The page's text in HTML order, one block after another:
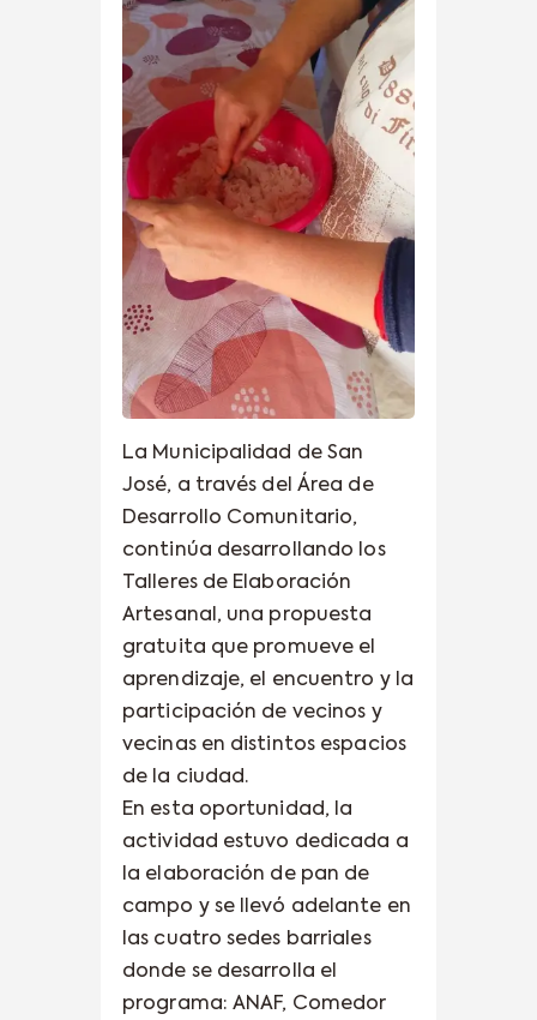
La Municipalidad de San
José, a través del Área de
Desarrollo Comunitario,
continúa desarrollando los
Talleres de Elaboración
Artesanal, una propuesta
gratuita que promueve el
aprendizaje, el encuentro y la
participación de vecinos y
vecinas en distintos espacios
de la ciudad.
En esta oportunidad, la
actividad estuvo dedicada a
la elaboración de pan de
campo y se llevó adelante en
las cuatro sedes barriales
donde se desarrolla el
programa: ANAF, Comedor